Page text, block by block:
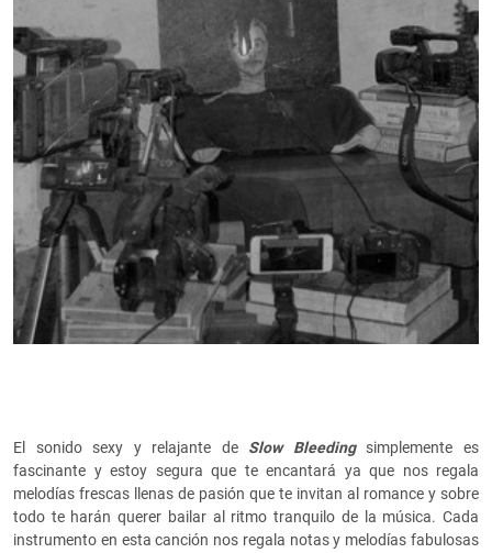
El sonido sexy y relajante de Slow Bleedingsimplemente es
fascinante y estoy segura que te encantará ya que nos regala
melodías frescas llenas de pasión que te invitan al romance y sobre
todo te harán querer bailar al ritmo tranquilo de la música. Cada
instrumento en esta canción nos regala notas y melodías fabulosas